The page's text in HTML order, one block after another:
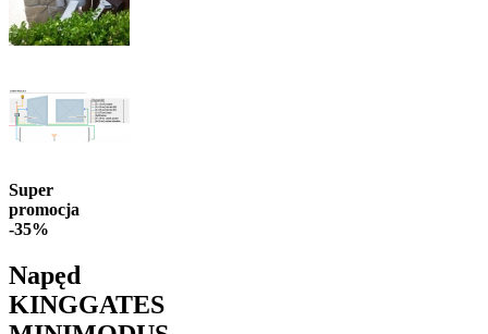
Super
promocja
-35%
Napęd
KINGGATES